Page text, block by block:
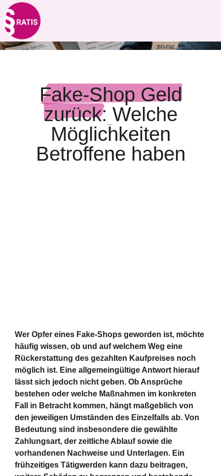
Fake-Shop Geld
zurück: Welche
Möglichkeiten
Betroffene haben
Wer Opfer eines Fake-Shops geworden ist, möchte
häufig wissen, ob und auf welchem Weg eine
Rückerstattung des gezahlten Kaufpreises noch
möglich ist. Eine allgemeingültige Antwort hierauf
lässt sich jedoch nicht geben. Ob Ansprüche
bestehen oder welche Maßnahmen im konkreten
Fall in Betracht kommen, hängt maßgeblich von
den jeweiligen Umständen des Einzelfalls ab. Von
Bedeutung sind insbesondere die gewählte
Zahlungsart, der zeitliche Ablauf sowie die
vorhandenen Nachweise und Unterlagen. Ein
frühzeitiges Tätigwerden kann dazu beitragen,